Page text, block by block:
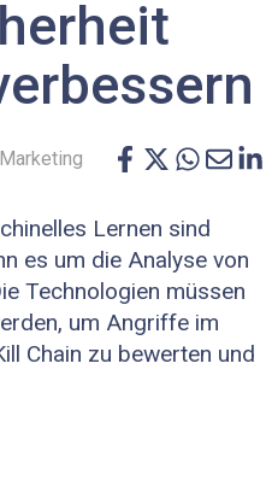
Lernen sind
es um die Analyse von
Technologien müssen
um Angriffe im
Chain zu bewerten und